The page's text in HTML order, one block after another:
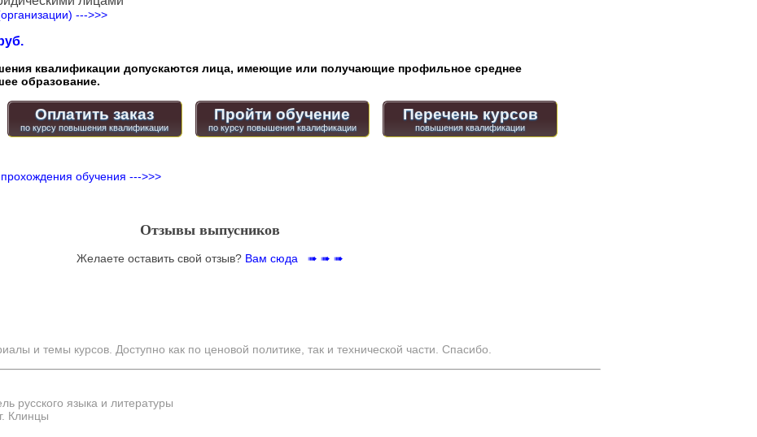
--->>>
квалификации допускаются лица, имеющие или получающие профильное среднее
образование.
Оплатить заказ Пройти обучение
по курсу повышения квалификации
Перечень курсов
обучения --->>>
Отзывы выпусников
Желаете оставить свой отзыв? Вам сюда ➠ ➠ ➠
и темы курсов. Доступно как по ценовой политике, так и технической части. Спасибо.
русского языка и литературы
Клинцы